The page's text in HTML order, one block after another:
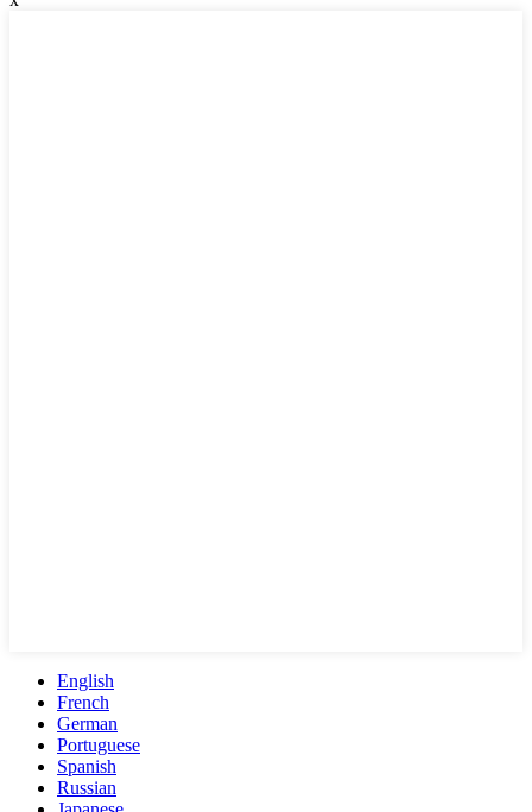
English
French
German
Portuguese
Spanish
Russian